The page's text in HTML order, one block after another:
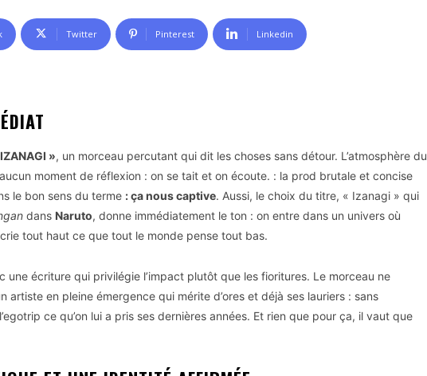
Twitter Pinterest Linkedin
», un morceau percutant qui dit les choses sans détour. L’atmosphère du
moment de réflexion : on se tait et on écoute. : la prod brutale et concise
le bon sens du terme : ça nous captive. Aussi, le choix du titre, « Izanagi » qui
dans Naruto, donne immédiatement le ton : on entre dans un univers où
tout haut ce que tout le monde pense tout bas.
une écriture qui privilégie l’impact plutôt que les fioritures. Le morceau ne
artiste en pleine émergence qui mérite d’ores et déjà ses lauriers : sans
ce qu’on lui a pris ses dernières années. Et rien que pour ça, il vaut que